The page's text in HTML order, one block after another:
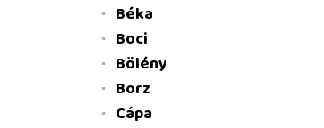
Béka
Boci
Bölény
Borz
Cápa